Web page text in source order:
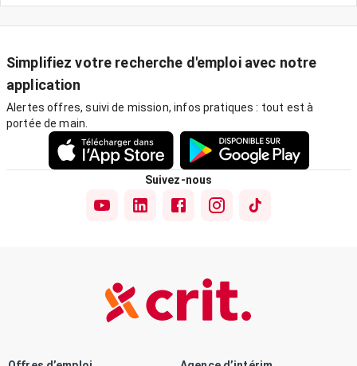
Simplifiez votre recherche d'emploi avec notre
application
Alertes offres, suivi de mission, infos pratiques : tout est à
portée de main.
Suivez-nous